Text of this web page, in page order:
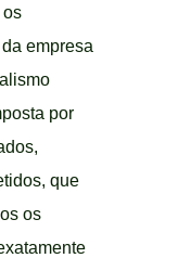
tem,
opções
e flora.
os
empresa
por
que
os